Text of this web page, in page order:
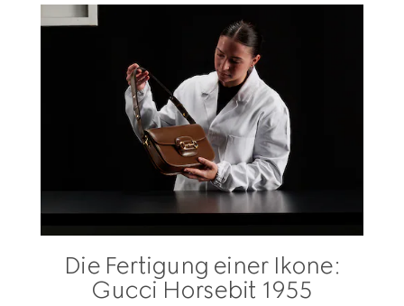
Die Fertigung einer Ikone:
Gucci Horsebit 1955